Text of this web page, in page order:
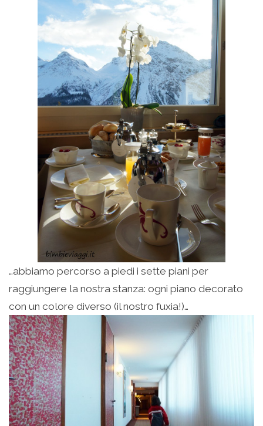
…abbiamo percorso a piedi i sette piani per
raggiungere la nostra stanza: ogni piano decorato
con un colore diverso (il nostro fuxia!)…